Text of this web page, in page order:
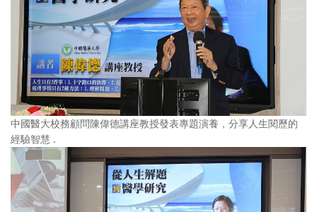
中國醫大校務顧問陳偉德講座教授發表專題演養，分享人生閱歷的
經驗智慧 .